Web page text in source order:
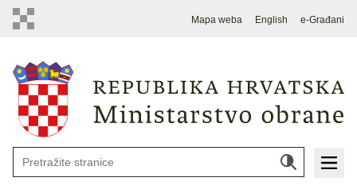
Mapa weba English e-Građani